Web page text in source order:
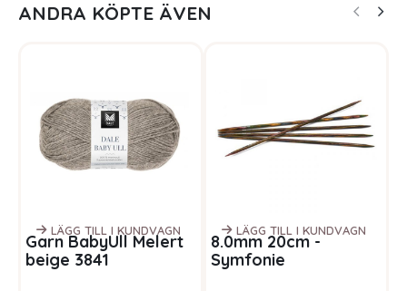
ANDRA KÖPTE ÄVEN
LÄGG TILL I KUNDVAGN
Garn BabyUll Melert
beige 3841
LÄGG TILL I KUNDVAGN
8.0mm 20cm -
Symfonie